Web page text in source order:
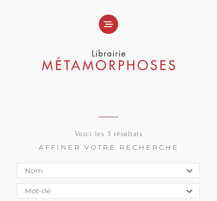
Voici les 3 résultats
AFFINER VOTRE RECHERCHE
Nom
Mot-clé